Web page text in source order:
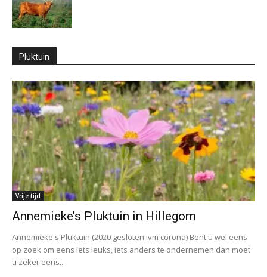
Pluktuin
Vrije tijd
Annemieke’s Pluktuin in Hillegom
Annemieke's Pluktuin (2020 gesloten ivm corona) Bent u wel eens
op zoek om eens iets leuks, iets anders te ondernemen dan moet
u zeker eens...